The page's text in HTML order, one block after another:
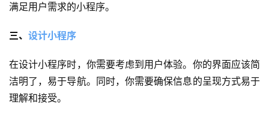
满足用户需求的小程序。
三、 设计小程序
在设计小程序时，你需要考虑到用户体验。你的界面应该简
洁明了，易于导航。同时，你需要确保信息的呈现方式易于
理解和接受。